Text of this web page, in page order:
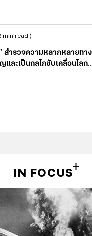
min read )
สำรวจความหลากหลายทาง
ละเป็นกลไกขับเคลื่อนโลก
IN FOCUS